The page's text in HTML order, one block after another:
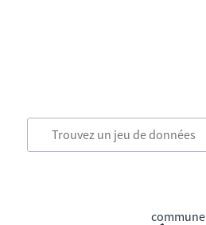
commune